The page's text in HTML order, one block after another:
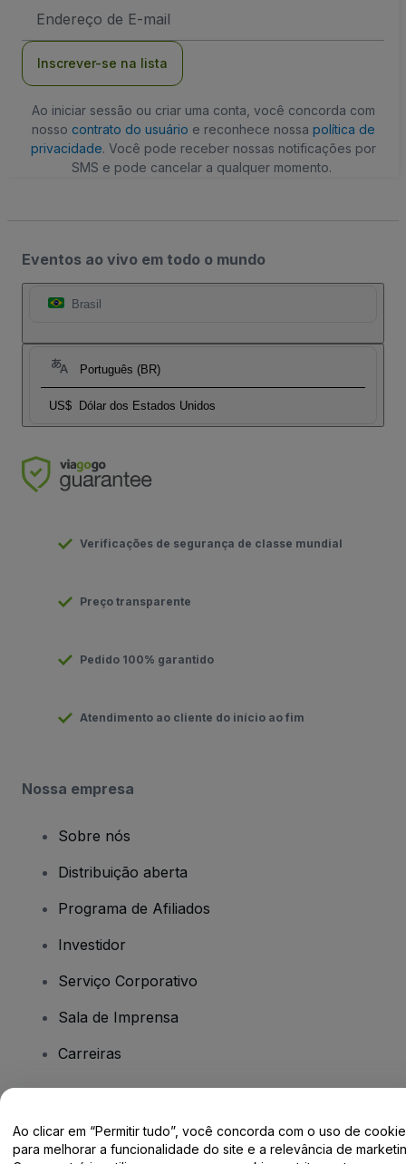
de
Inscrever-se na lista
Ao iniciar sessão ou criar uma conta, você concorda com
nosso contrato do usuário e reconhece nossa política de
privacidade. Você pode receber nossas notificações por
SMS e pode cancelar a qualquer momento.
Eventos ao vivo em todo o mundo
Brasil
Português (BR)
US$ Dólar dos Estados Unidos
Verificações de segurança de classe mundial
Preço transparente
Pedido 100% garantido
Atendimento ao cliente do início ao fim
Nossa empresa
Sobre nós
Distribuição aberta
Programa de Afiliados
Investidor
Serviço Corporativo
Sala de Imprensa
Carreiras
Ao clicar em “Permitir tudo”, você concorda com o uso de
para melhorar a funcionalidade do site e a relevância de